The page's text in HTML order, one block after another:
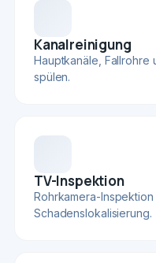
Kanalreinigung
Hauptkanäle, Fallrohre
spülen.
TV-Inspektion
Rohrkamera-
Schadenslokalisierung.